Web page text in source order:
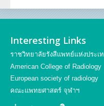
Interesting Links
ราชวิทยาลัยรังสีแพทย์แห่งประเ
American College of Radiology
European society of radiology
คณะแพทยศาสตร์ จุฬาฯ